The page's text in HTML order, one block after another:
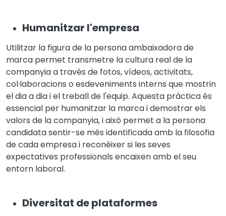
Humanitzar l'empresa
Utilitzar la figura de la persona ambaixadora de
marca permet transmetre la cultura real de la
companyia a través de fotos, vídeos, activitats,
col·laboracions o esdeveniments interns que mostrin
el dia a dia i el treball de l'equip. Aquesta pràctica és
essencial per humanitzar la marca i demostrar els
valors de la companyia, i això permet a la persona
candidata sentir-se més identificada amb la filosofia
de cada empresa i reconèixer si les seves
expectatives professionals encaixen amb el seu
entorn laboral.
Diversitat de plataformes